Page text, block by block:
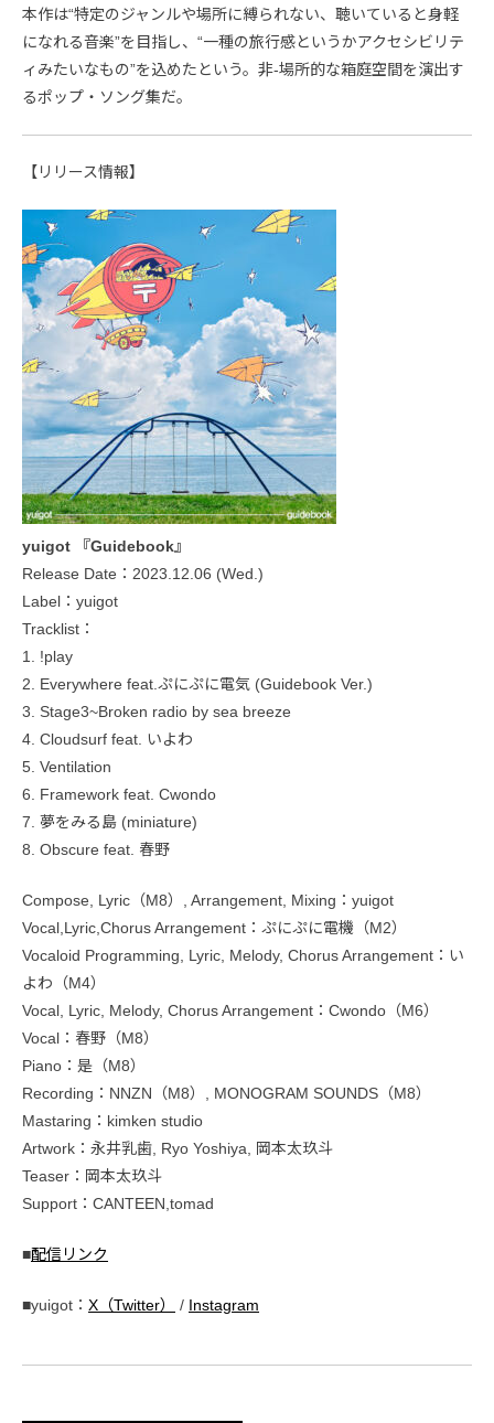
本作は“特定のジャンルや場所に縛られない、聴いていると身軽
になれる音楽”を目指し、“一種の旅行感というかアクセシビリテ
ィみたいなもの”を込めたという。非-場所的な箱庭空間を演出す
るポップ・ソング集だ。
【リリース情報】
yuigot 『Guidebook』
Release Date：2023.12.06 (Wed.)
Label：yuigot
Tracklist：
1. !play
2. Everywhere feat.ぷにぷに電気 (Guidebook Ver.)
3. Stage3~Broken radio by sea breeze
4. Cloudsurf feat. いよわ
5. Ventilation
6. Framework feat. Cwondo
7. 夢をみる島 (miniature)
8. Obscure feat. 春野
Compose, Lyric（M8）, Arrangement, Mixing：yuigot
Vocal,Lyric,Chorus Arrangement：ぷにぷに電機（M2）
Vocaloid Programming, Lyric, Melody, Chorus Arrangement：い
よわ（M4）
Vocal, Lyric, Melody, Chorus Arrangement：Cwondo（M6）
Vocal：春野（M8）
Piano：是（M8）
Recording：NNZN（M8）, MONOGRAM SOUNDS（M8）
Mastaring：kimken studio
Artwork：永井乳歯, Ryo Yoshiya, 岡本太玖斗
Teaser：岡本太玖斗
Support：CANTEEN,tomad
■配信リンク
■yuigot： X（Twitter） / Instagram